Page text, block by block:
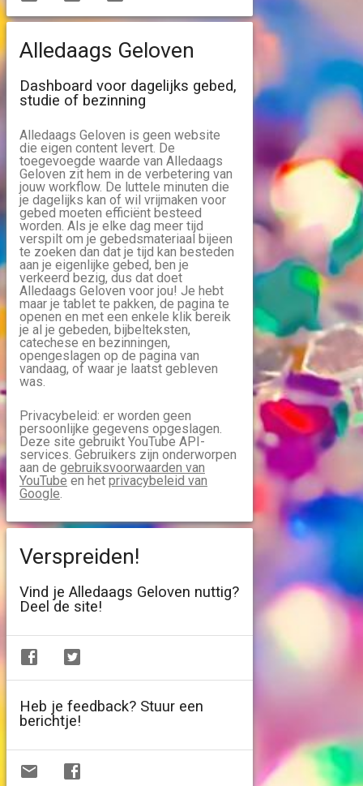
Alledaags Geloven
Dashboard voor dagelijks gebed,
studie of bezinning
Alledaags Geloven is geen website
die eigen content levert. De
toegevoegde waarde van Alledaags
Geloven zit hem in de verbetering van
jouw workflow. De luttele minuten die
je dagelijks kan of wil vrijmaken voor
gebed moeten efficiënt besteed
worden. Als je elke dag meer tijd
verspilt om je gebedsmateriaal bijeen
te zoeken dan dat je tijd kan besteden
aan je eigenlijke gebed, ben je
verkeerd bezig, dus dat doet
Alledaags Geloven voor jou! Je hebt
maar je tablet te pakken, de pagina te
openen en met een enkele klik bereik
je al je gebeden, bijbelteksten,
catechese en bezinningen,
opengeslagen op de pagina van
vandaag, of waar je laatst gebleven
was.
Privacybeleid: er worden geen
persoonlijke gegevens opgeslagen.
Deze site gebruikt YouTube API-
services. Gebruikers zijn onderworpen
aan de gebruiksvoorwaarden van
YouTube en het privacybeleid van
Google.
Verspreiden!
Vind je Alledaags Geloven nuttig?
Deel de site!
Heb je feedback? Stuur een
berichtje!